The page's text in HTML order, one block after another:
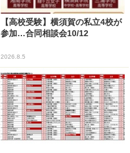
【高校受験】横須賀の私立4校が
参加…合同相談会10/12
2026.8.5